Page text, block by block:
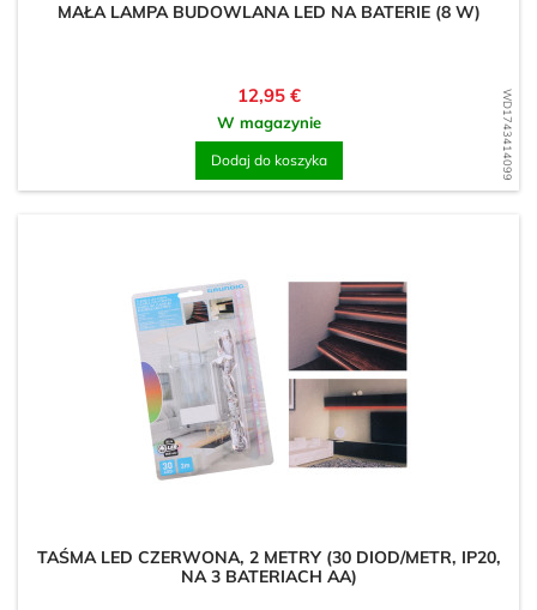
WD1743414099
MAŁA LAMPA BUDOWLANA LED NA BATERIE (8 W)
Cena
12,95 €
W magazynie
Dodaj do koszyka
TAŚMA LED CZERWONA, 2 METRY (30 DIOD/METR, IP20,
NA 3 BATERIACH AA)